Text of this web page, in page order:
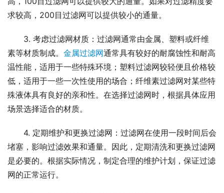
求较高，200目过滤网可以提供较小的通量。
3. 考虑过滤网材质：过滤网通常由金属、塑料或纤维
素等材质制成。 金属过滤网通常具有较好的耐腐蚀性和耐高
温性能，适用于一些特殊环境；塑料过滤网较轻便且价格较
低，适用于一些一次性使用的场合；纤维素过滤网对某些特
殊液体具有良好的亲和性。在选择过滤网时，根据具体应用
场景选择适合的材质。
4. 定期维护和更换过滤网：过滤网在使用一段时间后会
堵塞，影响过滤效果和通量。因此，定期清洗和更换过滤网
是必要的。根据实际情况，制定合理的维护计划，保证过滤
网的正常运行。